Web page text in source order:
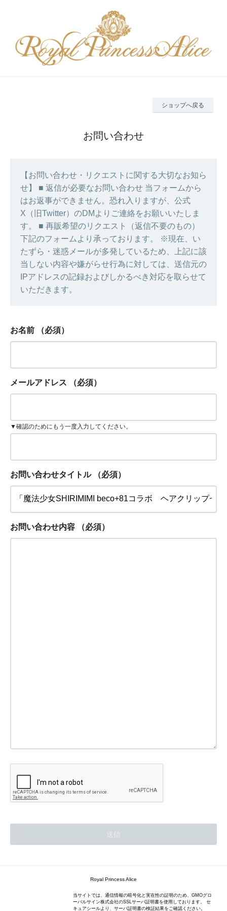
ショップへ戻る
お問い合わせ
【お問い合わせ・リクエストに関する大切なお知ら
せ】 ■ 返信が必要なお問い合わせ 当フォームから
はお返事ができません。恐れ入りますが、公式
X（旧Twitter）のDMよりご連絡をお願いいたしま
す。 ■ 再販希望のリクエスト（返信不要のもの）
下記のフォームより承っております。 ※現在、い
たずら・迷惑メールが多発しているため、上記に該
当しない内容や嫌がらせ行為に対しては、送信元の
IPアドレスの記録およびしかるべき対応を取らせて
いただきます。
お名前 （必須）
メールアドレス （必須）
▼確認のためにもう一度入力してください。
お問い合わせタイトル （必須）
お問い合わせ内容 （必須）
Royal Princess Alice
当サイトでは、通信情報の暗号化と実在性の証明のため、GMOグロ
ーバルサイン株式会社のSSLサーバ証明書を使用しております。 セ
キュアシールより、サーバ証明書の検証結果をご確認ください。